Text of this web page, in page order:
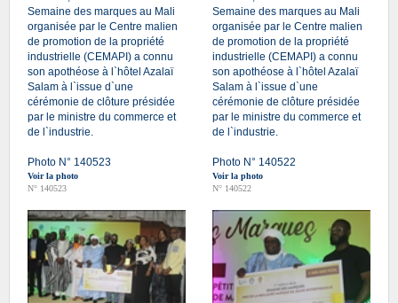
Semaine des marques au Mali
organisée par le Centre malien
de promotion de la propriété
industrielle (CEMAPI) a connu
son apothéose à l`hôtel Azalaï
Salam à l`issue d`une
cérémonie de clôture présidée
par le ministre du commerce et
de l`industrie.
Photo N° 140523
Voir la photo
N° 140523
Semaine des marques au Mali
organisée par le Centre malien
de promotion de la propriété
industrielle (CEMAPI) a connu
son apothéose à l`hôtel Azalaï
Salam à l`issue d`une
cérémonie de clôture présidée
par le ministre du commerce et
de l`industrie.
Photo N° 140522
Voir la photo
N° 140522